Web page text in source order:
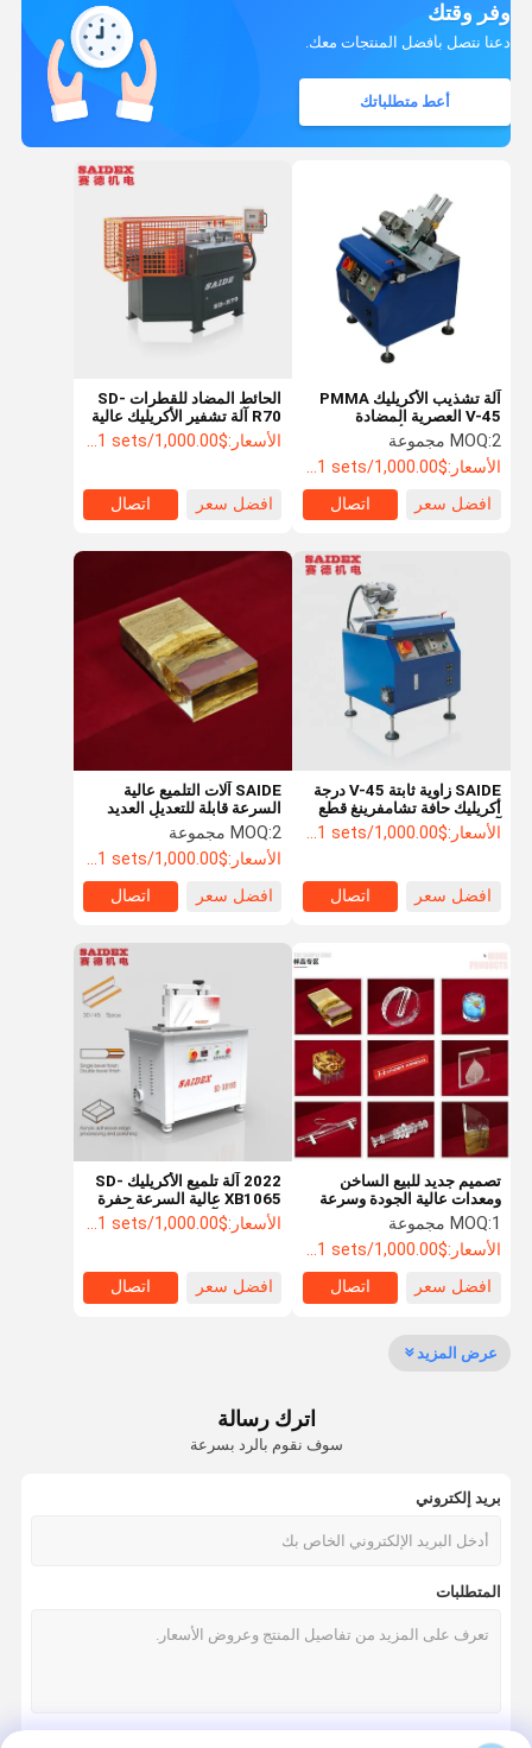
المنزل المنتجات
المصنع
رقابة جودة اطلب اقتباس
آلة أكريليك
وفر وقتك
دعنا نتصل بأفضل المنتجات معك.
أعط متطلباتك
آلة تشذيب الأكريليك PMMA
V-45 العصرية المضادة
للسقوط، لوحة أكريليك، سرعة
الدقيقة
MOQ:2 مجموعة
الأسعار:$1,000.00/sets >=1 sets
افضل سعر
اتصال
الحائط المضاد للقطرات SD-
R70 آلة تشفير الأكريليك عالية
السرعة R الزاوية الفيلل خاصة
تشفير
الأسعار:$1,000.00/sets >=1 sets
افضل سعر اتصال
SAIDE زاوية ثابتة V-45 درجة
أكريليك حافة تشامفرينغ قطع
آلة البوليسة
الأسعار:$1,000.00/sets >=1 sets
افضل سعر اتصال
SAIDE آلات التلميع عالية
السرعة قابلة للتعديل العديد
من الطبقات و ستة أكوام
MOQ:2 مجموعة
الأسعار:$1,000.00/sets >=1 sets
افضل سعر
اتصال
تصميم جديد للبيع الساخن
ومعدات عالية الجودة وسرعة
عالية
MOQ:1 مجموعة
الأسعار:$1,000.00/sets >=1 sets
افضل سعر
اتصال
2022 آلة تلميع الأكريليك SD-
XB1065 عالية السرعة حفرة
حفرة دقة آلة حافة ربط آلة
للكريليك البلاستيك
الأسعار:$1,000.00/sets >=1 sets
افضل سعر اتصال
عرض المزيد
اترك رسالة
سوف نقوم بالرد بسرعة
بريد إلكتروني
المتطلبات